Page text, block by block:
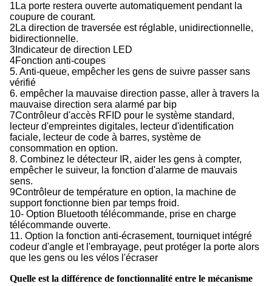
1La porte restera ouverte automatiquement pendant la
coupure de courant.
2La direction de traversée est réglable, unidirectionnelle,
bidirectionnelle.
3Indicateur de direction LED
4Fonction anti-coupes
5. Anti-queue, empêcher les gens de suivre passer sans
vérifié
6. empêcher la mauvaise direction passe, aller à travers la
mauvaise direction sera alarmé par bip
7Contrôleur d'accès RFID pour le système standard,
lecteur d'empreintes digitales, lecteur d'identification
faciale, lecteur de code à barres, système de
consommation en option.
8. Combinez le détecteur IR, aider les gens à compter,
empêcher le suiveur, la fonction d'alarme de mauvais
sens.
9Contrôleur de température en option, la machine de
support fonctionne bien par temps froid.
10- Option Bluetooth télécommande, prise en charge
télécommande ouverte.
11. Option la fonction anti-écrasement, tourniquet intégré
codeur d'angle et l'embrayage, peut protéger la porte alors
que les gens ou les vélos l'écraser
Quelle est la différence de fonctionnalité entre le mécanisme